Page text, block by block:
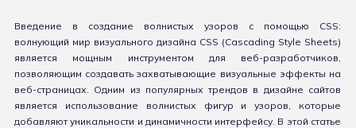
Введение в создание волнистых узоров с помощью CSS:
волнующий мир визуального дизайна CSS (Cascading Style Sheets)
является мощным инструментом для веб-разработчиков,
позволяющим создавать захватывающие визуальные эффекты на
веб-страницах. Одним из популярных трендов в дизайне сайтов
является использование волнистых фигур и узоров, которые
добавляют уникальности и динамичности интерфейсу. В этой статье